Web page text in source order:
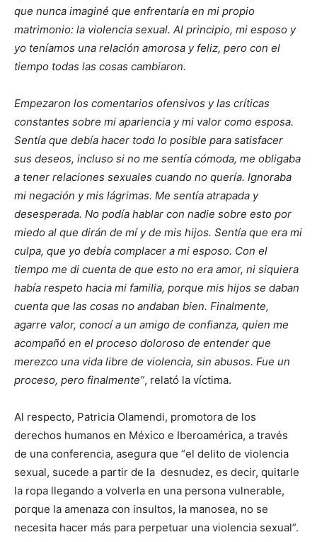
que nunca imaginé que enfrentaría en mi propio
matrimonio: la violencia sexual. Al principio, mi esposo y
yo teníamos una relación amorosa y feliz, pero con el
tiempo todas las cosas cambiaron.
Empezaron los comentarios ofensivos y las críticas
constantes sobre mi apariencia y mi valor como esposa.
Sentía que debía hacer todo lo posible para satisfacer
sus deseos, incluso si no me sentía cómoda, me obligaba
a tener relaciones sexuales cuando no quería. Ignoraba
mi negación y mis lágrimas. Me sentía atrapada y
desesperada. No podía hablar con nadie sobre esto por
miedo al que dirán de mí y de mis hijos. Sentía que era mi
culpa, que yo debía complacer a mi esposo. Con el
tiempo me di cuenta de que esto no era amor, ni siquiera
había respeto hacia mi familia, porque mis hijos se daban
cuenta que las cosas no andaban bien. Finalmente,
agarre valor, conocí a un amigo de confianza, quien me
acompañó en el proceso doloroso de entender que
merezco una vida libre de violencia, sin abusos. Fue un
proceso, pero finalmente”, relató la víctima.
Al respecto, Patricia Olamendi, promotora de los
derechos humanos en México e Iberoamérica, a través
de una conferencia, asegura que “el delito de violencia
sexual, sucede a partir de la desnudez, es decir, quitarle
la ropa llegando a volverla en una persona vulnerable,
porque la amenaza con insultos, la manosea, no se
necesita hacer más para perpetuar una violencia sexual”.